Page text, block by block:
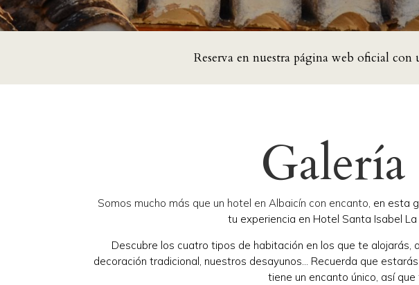
Reserva en nuestra página web oficial con
Somos mucho más que un hotel en Albaicín con encanto, en esta
tu experiencia en Hotel Santa Isabel
Descubre los cuatro tipos de habitación en los que te alojarás,
decoración tradicional, nuestros desayunos… Recuerda que
tiene un encanto único, así